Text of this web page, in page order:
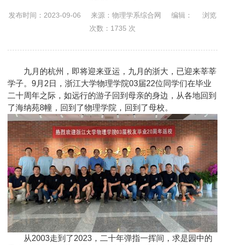
发布时间：2023-09-06 来源：物理学系综合网 编辑：
浏览
次数： 1735 次
九月的杭州，即将迎来亚运，九月的浙大，已迎来莘莘
学子。 9月 2 日，浙江大学物理学院03届22位同学们在毕业
二十周年之际，如远行的游子回到母亲的身边，从各地回到
了海纳苑8幢，回到了物理学院，回到了母校。
从2003走到了2023 ，二十年弹指一挥间，求是园中的